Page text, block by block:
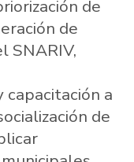
de
de
SNARIV,
a
de